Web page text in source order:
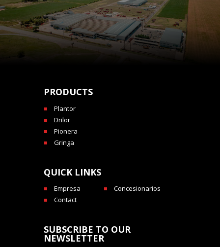
PRODUCTS
Plantor
Drilor
Pionera
Gringa
QUICK LINKS
Empresa
Concesionarios
Contact
SUBSCRIBE TO OUR
NEWSLETTER